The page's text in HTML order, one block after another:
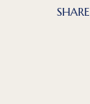
SHARE